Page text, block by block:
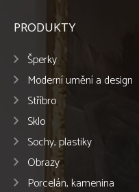
PRODUKTY
Šperky
Moderní umění a design
Stříbro
Sklo
Sochy, plastiky
Obrazy
Porcelán, kamenina